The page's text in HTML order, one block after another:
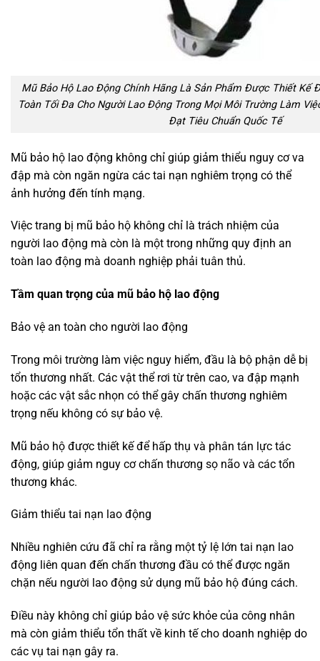
Mũ Bảo Hộ Lao Động Chính Hãng Là Sản Phẩm Được Thiết Kế
Toàn Tối Đa Cho Người Lao Động Trong Mọi Môi Trường Làm
Đạt Tiêu Chuẩn Quốc Tế
Mũ bảo hộ lao động không chỉ giúp giảm thiểu nguy cơ va
đập mà còn ngăn ngừa các tai nạn nghiêm trọng có thể
ảnh hưởng đến tính mạng.
Việc trang bị mũ bảo hộ không chỉ là trách nhiệm của
người lao động mà còn là một trong những quy định an
toàn lao động mà doanh nghiệp phải tuân thủ.
Tầm quan trọng của mũ bảo hộ lao động
Bảo vệ an toàn cho người lao động
Trong môi trường làm việc nguy hiểm, đầu là bộ phận dễ bị
tổn thương nhất. Các vật thể rơi từ trên cao, va đập mạnh
hoặc các vật sắc nhọn có thể gây chấn thương nghiêm
trọng nếu không có sự bảo vệ.
Mũ bảo hộ được thiết kế để hấp thụ và phân tán lực tác
động, giúp giảm nguy cơ chấn thương sọ não và các tổn
thương khác.
Giảm thiểu tai nạn lao động
Nhiều nghiên cứu đã chỉ ra rằng một tỷ lệ lớn tai nạn lao
động liên quan đến chấn thương đầu có thể được ngăn
chặn nếu người lao động sử dụng mũ bảo hộ đúng cách.
Điều này không chỉ giúp bảo vệ sức khỏe của công nhân
mà còn giảm thiểu tổn thất về kinh tế cho doanh nghiệp do
các vụ tai nạn gây ra.